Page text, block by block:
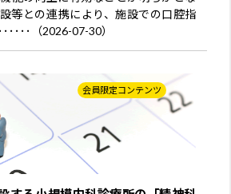
等との連携により、施設での口腔指
････（2026-07-30）
会員限定コンテンツ